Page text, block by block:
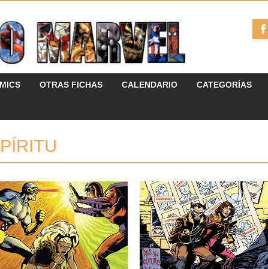
OTRAS FICHAS CALENDARIO CATEGORÍAS
LA PATRULLA-
OMNIGOLD 3: «LA
X VS.
(1981-1982)
la salida de John Byrne de la
parecía imposible...
13.09.23
RESEÑAS: LA PATRULLA-
X: OMNIGOLD 2: «DÍAS
DEL FUTURO PASADO»
(1979-1981)
La flamante Patrulla-X plurinacional y
multirracial creada por Len Wein y...